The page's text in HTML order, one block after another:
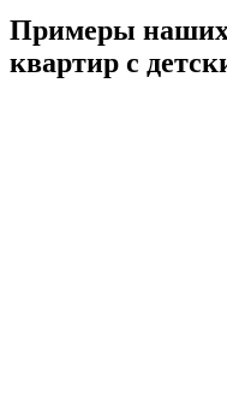
Примеры наших
квартир с